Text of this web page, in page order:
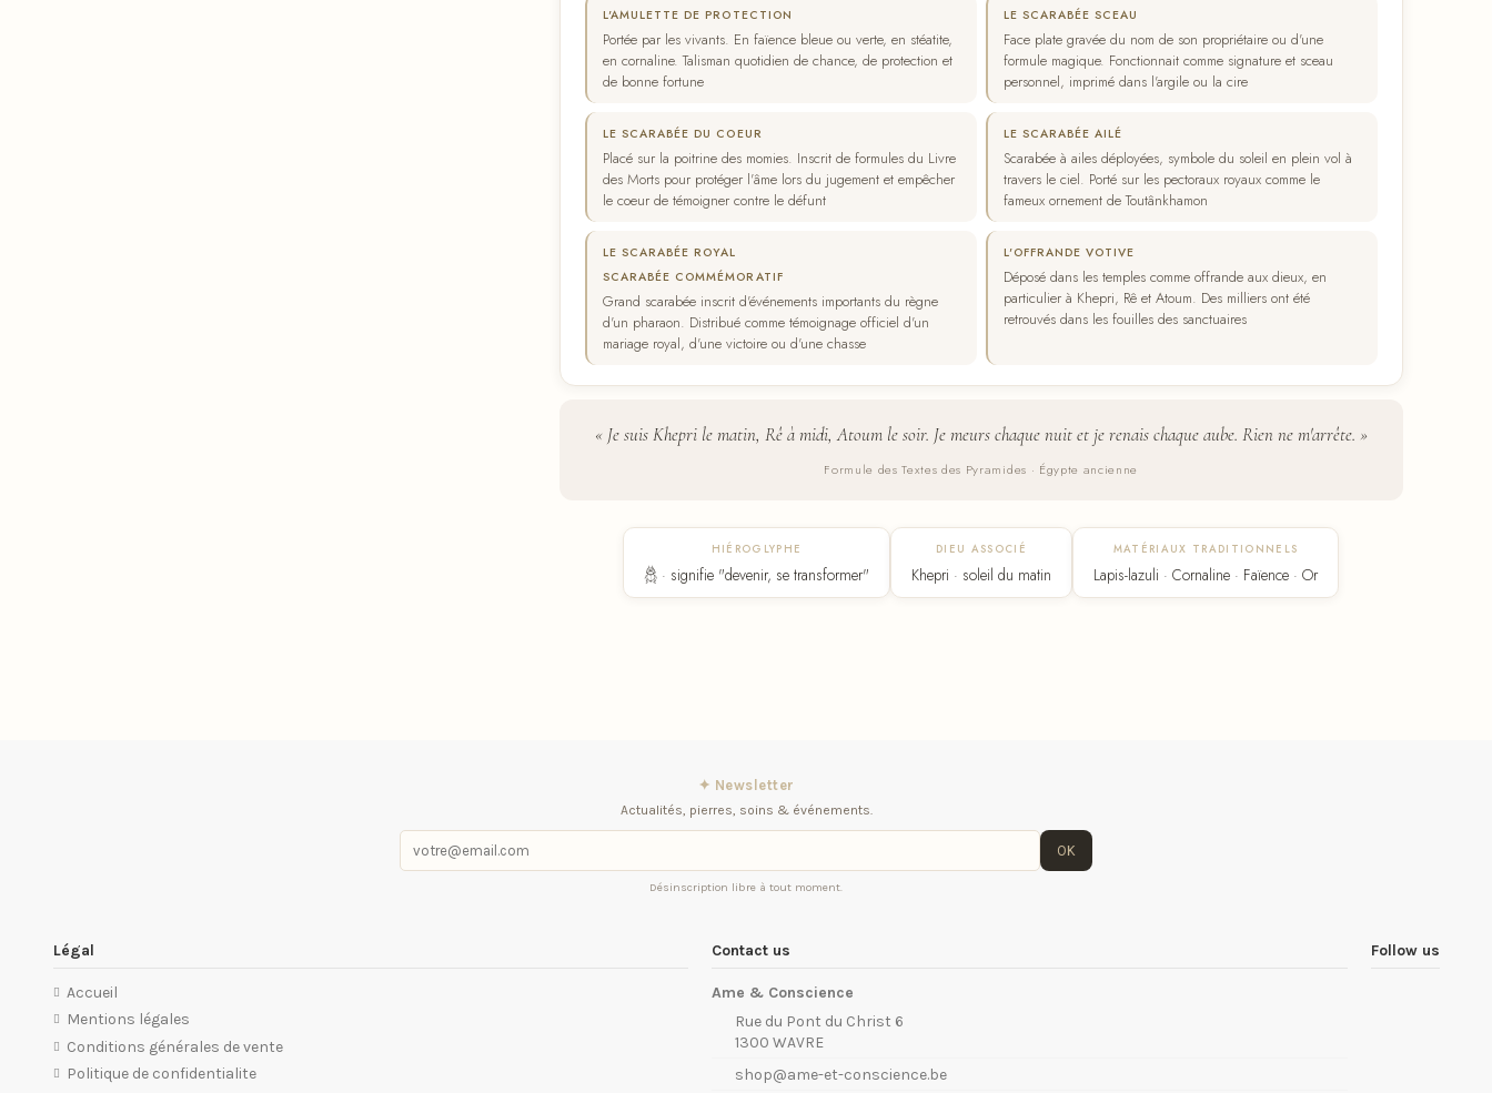
L'AMULETTE DE PROTECTION
Portée par les vivants. En faïence bleue ou verte, en stéatite,
en cornaline. Talisman quotidien de chance, de protection et
de bonne fortune
LE SCARABÉE SCEAU
Face plate gravée du nom de son propriétaire ou d'une
formule magique. Fonctionnait comme signature et sceau
personnel, imprimé dans l'argile ou la cire
LE SCARABÉE DU COEUR
Placé sur la poitrine des momies. Inscrit de formules du Livre
des Morts pour protéger l'âme lors du jugement et empêcher
le coeur de témoigner contre le défunt
LE SCARABÉE AILÉ
Scarabée à ailes déployées, symbole du soleil en plein vol à
travers le ciel. Porté sur les pectoraux royaux comme le
fameux ornement de Toutânkhamon
LE SCARABÉE ROYAL
SCARABÉE COMMÉMORATIF
Grand scarabée inscrit d'événements importants du règne
d'un pharaon. Distribué comme témoignage officiel d'un
mariage royal, d'une victoire ou d'une chasse
L'OFFRANDE VOTIVE
Déposé dans les temples comme offrande aux dieux, en
particulier à Khepri, Rê et Atoum. Des milliers ont été
retrouvés dans les fouilles des sanctuaires
« Je suis Khepri le matin, Rê à midi, Atoum le soir. Je meurs chaque nuit et je renais chaque aube. Rien ne m'arrête. »
Formule des Textes des Pyramides · Égypte ancienne
HIÉROGLYPHE
𓆣 · signifie "devenir, se transformer"
DIEU ASSOCIÉ
Khepri · soleil du matin
MATÉRIAUX TRADITIONNELS
Lapis-lazuli · Cornaline · Faïence · Or
✦ Newsletter
Actualités, pierres, soins & événements.
OK
Désinscription libre à tout moment.
Légal
Accueil
Mentions légales
Conditions générales de vente
Politique de confidentialite
Contact us
Ame & Conscience
Rue du Pont du Christ 6
1300 WAVRE
shop@ame-et-conscience.be
Follow us